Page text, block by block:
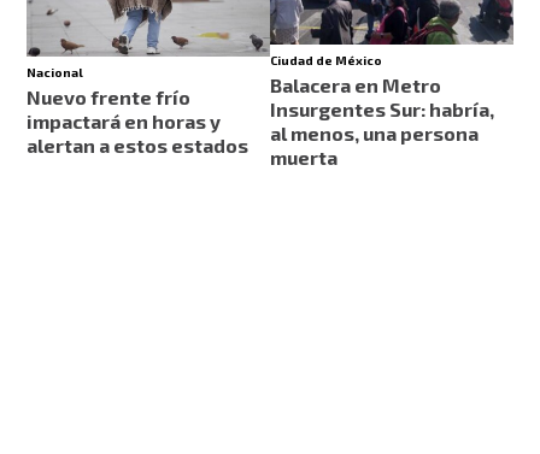
Nacional
Nuevo frente frío
impactará en horas y
alertan a estos estados
Ciudad de México
Balacera en Metro
Insurgentes Sur: habría,
al menos, una persona
muerta